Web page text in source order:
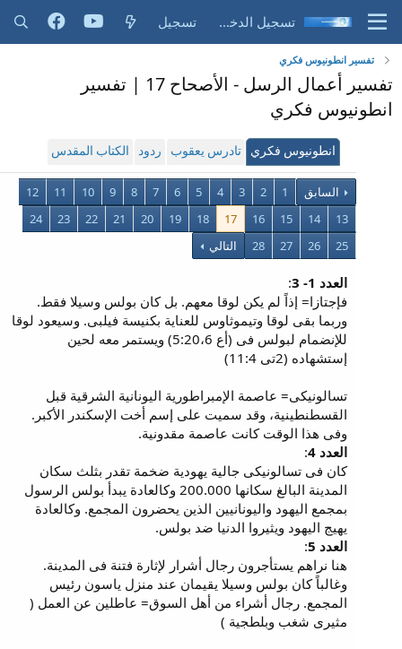
تسجيل الدخول تسجيل
تفسير انطونيوس فكري
تفسير أعمال الرسل - الأصحاح 17 | تفسير
انطونيوس فكري
انطونيوس فكري تادرس يعقوب ردود الكتاب المقدس
السابق 1
2
3
4
5
6
7
8
9
10
11
12
13
14
15
16
17
18
19
20
21
22
23
24
25
26
27
28 التالي
العدد 1- 3
:
فإجتازا= إذاً لم يكن لوقا معهم. بل كان بولس وسيلا فقط.
وربما بقى لوقا وتيموثاوس للعناية بكنيسة فيلبى. وسيعود لوقا
للإنضمام لبولس فى (أع 5:20،6) ويستمر معه لحين
إستشهاده (2تى 11:4)
تسالونيكى= عاصمة الإمبراطورية اليونانية الشرقية قبل
القسطنطينية، وقد سميت على إسم أخت الإسكندر الأكبر.
وفى هذا الوقت كانت عاصمة مقدونية.
العدد 4 :
كان فى تسالونيكى جالية يهودية ضخمة تقدر بثلث سكان
المدينة البالغ سكانها 200.000 وكالعادة يبدأ بولس الرسول
بمجمع اليهود واليونانيين الذين يحضرون المجمع. وكالعادة
يهيج اليهود ويثيروا الدنيا ضد بولس.
العدد 5
:
هنا نراهم يستأجرون رجال أشرار لإثارة فتنة فى المدينة.
وغالباً كان بولس وسيلا يقيمان عند منزل ياسون رئيس
المجمع. رجال أشراء من أهل السوق= عاطلين عن العمل (
مثيرى شغب وبلطجية )